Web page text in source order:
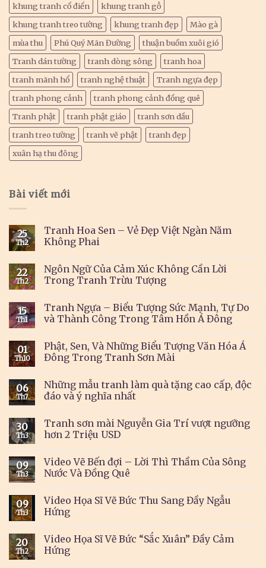
khung tranh cổ điển
khung tranh gỗ
khung tranh treo tường
khung tranh đẹp
Mào gà
mùa thu
Phú Quý Mãn Đường
thuận buồm xuôi gió
Tranh dán tường
tranh dòng sông
tranh hoa
tranh mãnh hổ
tranh nghệ thuật
Tranh ngựa đẹp
tranh phong cảnh
tranh phong cảnh đồng quê
Tranh phật
tranh phật giáo
tranh sơn dầu
tranh treo tường
tranh vẽ phật
tranh đẹp
xuân hạ thu đông
Bài viết mới
25
Th2
Tranh Hoa Sen – Vẻ Đẹp Việt Ngàn Năm
Không Phai
22
Th2
Ngôn Ngữ Của Cảm Xúc Không Cần Lời
Trong Tranh Trừu Tượng
15
Th1
Tranh Ngựa – Biểu Tượng Sức Mạnh, Tự Do
và Thành Công Trong Tâm Hồn Á Đông
01
Th10
Phật, Sen, Và Những Biểu Tượng Văn Hóa Á
Đông Trong Tranh Sơn Mài
06
Th7
Những mẫu tranh làm quà tặng cao cấp, độc
đáo và ý nghĩa nhất
30
Th3
Tranh sơn mài Nguyễn Gia Trí vượt ngưỡng
hơn 2 Triệu USD
09
Th3
Video Vẽ Bến đợi – Lời Thì Thầm Của Sông
Nước Và Đồng Quê
09
Th3
Video Họa Sĩ Vẽ Bức Thu Sang Đầy Ngẫu
Hứng
20
Th2
Video Họa Sĩ Vẽ Bức “Sắc Xuân” Đầy Cảm
Hứng